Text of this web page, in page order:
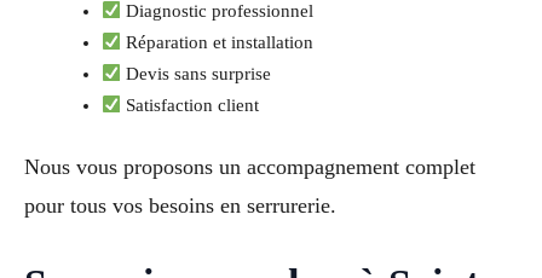
Diagnostic professionnel
Réparation et installation
Devis sans surprise
Satisfaction client
Nous vous proposons un accompagnement complet
pour tous vos besoins en serrurerie.